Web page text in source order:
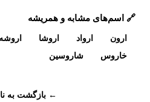
🔗 اسم‌های مشابه و همریشه
ارون ارواد اروشا اروشه
خاروس
شاروسین
← بازگشت به